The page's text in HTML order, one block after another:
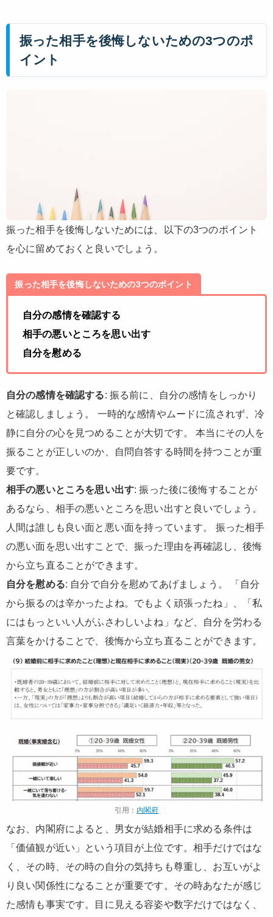
振った相手を後悔しないための3つのポ
イント
振った相手を後悔しないためには、以下の3つのポイント
を心に留めておくと良いでしょう。
振った相手を後悔しないための3つのポイント
自分の感情を確認する
相手の悪いところを思い出す
自分を慰める
自分の感情を確認する: 振る前に、自分の感情をしっかり
と確認しましょう。 一時的な感情やムードに流されず、冷
静に自分の心を見つめることが大切です。 本当にその人を
振ることが正しいのか、自問自答する時間を持つことが重
要です。
相手の悪いところを思い出す: 振った後に後悔することが
あるなら、相手の悪いところを思い出すと良いでしょう。
人間は誰しも良い面と悪い面を持っています。 振った相手
の悪い面を思い出すことで、振った理由を再確認し、後悔
から立ち直ることができます。
自分を慰める: 自分で自分を慰めてあげましょう。 「自分
から振るのは辛かったよね。でもよく頑張ったね」、「私
にはもっといい人がふさわしいよね」など、自分を労わる
言葉をかけることで、後悔から立ち直ることができます。
引用： 内閣府
なお、内閣府によると、男女が結婚相手に求める条件は
「価値観が近い」という項目が上位です。相手だけではな
く、その時、その時の自分の気持ちも尊重し、お互いがよ
り良い関係性になることが重要です。その時あなたが感じ
た感情も事実です。目に見える容姿や数字だけではなく、